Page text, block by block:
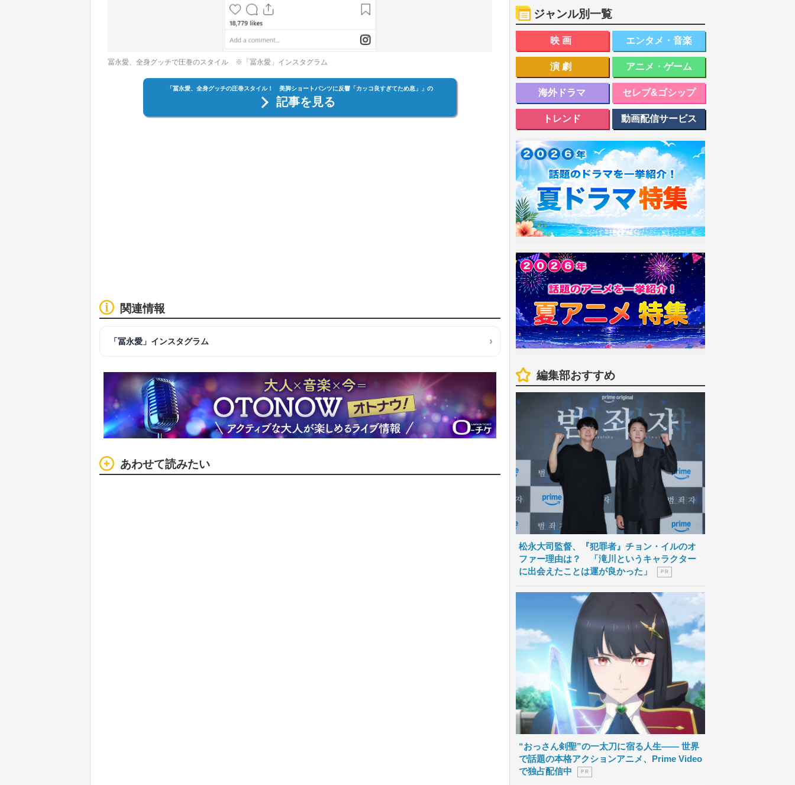
冨永愛、全身グッチで圧巻のスタイル ※「冨永愛」インスタグラム
「冨永愛、全身グッチの圧巻スタイル！ 美脚ショートパンツに反響「カッコ良すぎてため息」」の
記事を見る
関連情報
「冨永愛」インスタグラム
あわせて読みたい
ジャンル別一覧
映画 エンタメ・音楽
演劇 アニメ・ゲーム
海外ドラマ セレブ&ゴシップ
トレンド 動画配信サービス
編集部おすすめ
松永大司監督、『犯罪者』チョン・イルのオ
ファー理由は？ 「滝川というキャラクター
に出会えたことは運が良かった」
P R
“おっさん剣聖”の一太刀に宿る人生―― 世界
で話題の本格アクションアニメ、Prime Video
で独占配信中
P R